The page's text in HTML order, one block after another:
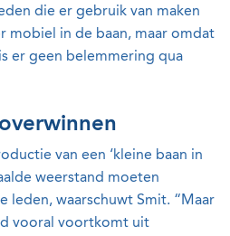
die er gebruik van maken
mobiel in de baan, maar omdat
er geen belemmering qua
van een ‘kleine baan in
weerstand moeten
leden, waarschuwt Smit. “Maar
vooral voortkomt uit